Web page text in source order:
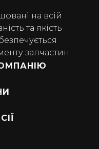
на всій
та якість
запчастин.